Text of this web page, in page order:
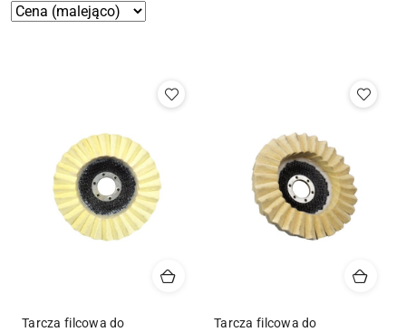
Zastosowano
Sortuj
Tarcza filcowa do
Tarcza filcowa do